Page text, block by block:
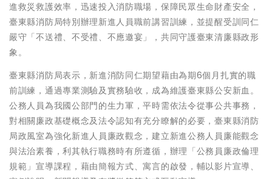
進救災救護效率，迅速投入消防職場，保障民眾生命財產安全，
臺東縣消防局特別辦理新進人員職前講習訓練，並提醒受訓同仁
嚴守「不送禮、不受禮、不應邀宴」，共同守護臺東清廉縣政形
象。
臺東縣消防局表示，新進消防同仁期望藉由為期6個月扎實的職
前訓練，通過專業測驗及實務驗收，成為維護臺東縣公安新血。
公務人員為我國公部門的生力軍，平時需依法令從事公共事務，
對相關廉政基礎概念及法令認知有充分瞭解的必要，臺東縣消防
局政風室為強化新進人員廉政觀念，建立新進公務人員廉能觀念
與法治素養，利其執行職務時有所遵循，辦理「公務員廉政倫理
規範」宣導課程，藉由簡報方式、寓言的啟發，輔以影片宣導、